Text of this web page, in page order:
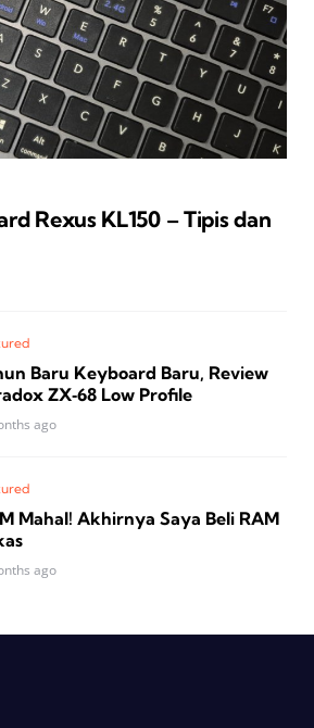
Rexus KL150 – Tipis dan
Baru Keyboard Baru, Review
ZX‑68 Low Profile
ago
Mahal! Akhirnya Saya Beli RAM
ago